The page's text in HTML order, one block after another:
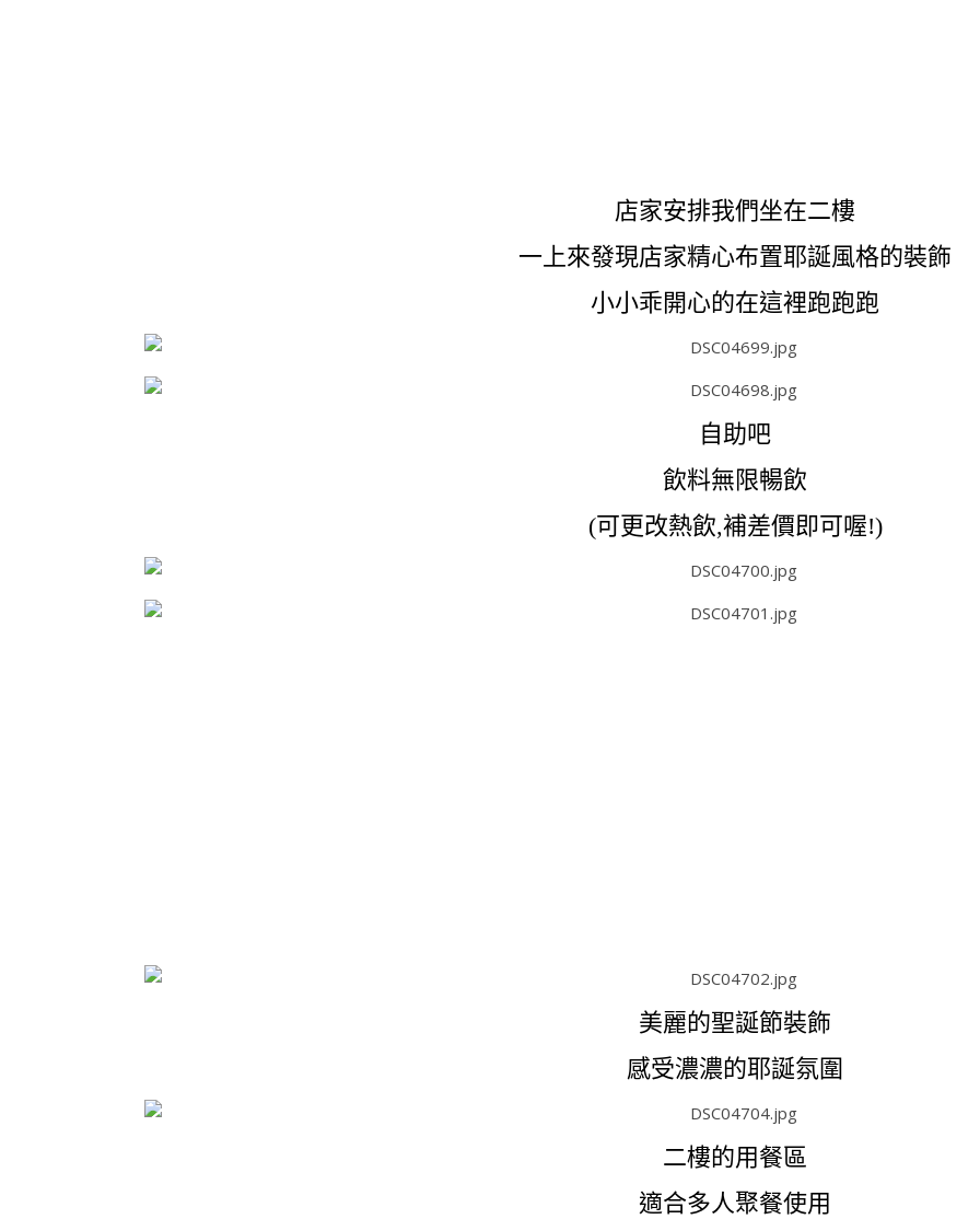
店家安排我們坐在二樓
一上來發現店家精心布置耶誕風格的裝飾
小小乖開心的在這裡跑跑跑
自助吧
飲料無限暢飲
(可更改熱飲,補差價即可喔!)
美麗的聖誕節裝飾
感受濃濃的耶誕氛圍
二樓的用餐區
適合多人聚餐使用